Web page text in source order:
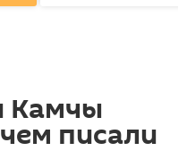
Камчы
писали